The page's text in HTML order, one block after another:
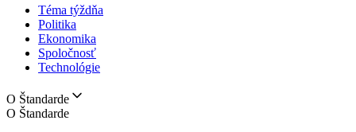
Téma týždňa
Politika
Ekonomika
Spoločnosť
Technológie
O Štandarde
O Štandarde